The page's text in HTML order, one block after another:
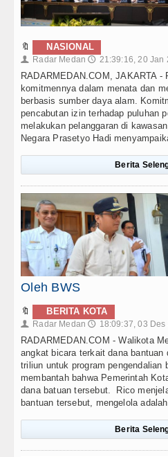
🔖 NASIONAL
👤 Radar Medan 🕔 21:39:16, 20 Jan
RADARMEDAN.COM, JAKARTA -
komitmennya dalam menata dan
berbasis sumber daya alam.
pencabutan izin terhadap puluhan
melakukan pelanggaran di
Negara Prasetyo Hadi
Berita
Oleh BWS
🔖 BERITA KOTA
👤 Radar Medan 🕔 18:09:37, 03 Des
RADARMEDAN.COM - Walikota
angkat bicara terkait dana
triliun untuk program pengendalian
membantah bahwa Pemerintah
dana batuan tersebut. Rico
bantuan tersebut, mengelola
Berita